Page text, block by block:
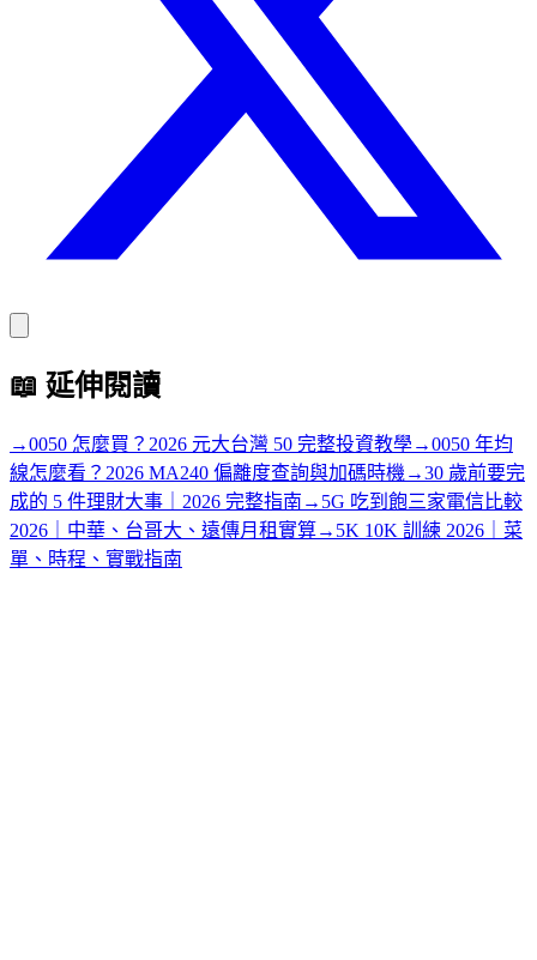
📖 延伸閱讀
→0050 怎麼買？2026 元大台灣 50 完整投資教學→0050 年均
線怎麼看？2026 MA240 偏離度查詢與加碼時機 →30 歲前要完
成的 5 件理財大事｜2026 完整指南 → 5G 吃到飽三家電信比較
2026｜中華、台哥大、遠傳月租實算→ 5K 10K 訓練 2026｜菜
單、時程、實戰指南